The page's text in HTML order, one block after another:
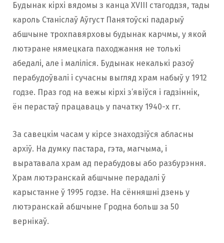
Будынак кірхі вядомы з канца XVIII стагоддзя, тады
кароль Станіслаў Аўгуст Панятоўскі падарыў
абшчыне трохпавярховы будынак карчмы, у якой
лютэране нямецкага паходжання не толькі
абедалі, але і маліліся. Будынак некалькі разоў
перабудоўвалі і сучасны выгляд храм набыў у 1912
годзе. Праз год на вежы кірхі з’явіўся і гадзіннік,
ён перастаў працаваць у пачатку 1940-х гг.
За савецкім часам у кірсе знаходзіўся абласны
архіў. На думку пастара, гэта, магчыма, і
выратавала храм ад перабудовы або разбурэння.
Храм лютэранскай абшчыне перадалі ў
карыстанне ў 1995 годзе. На сённяшні дзень у
лютэранскай абшчыне Гродна больш за 50
вернікаў.